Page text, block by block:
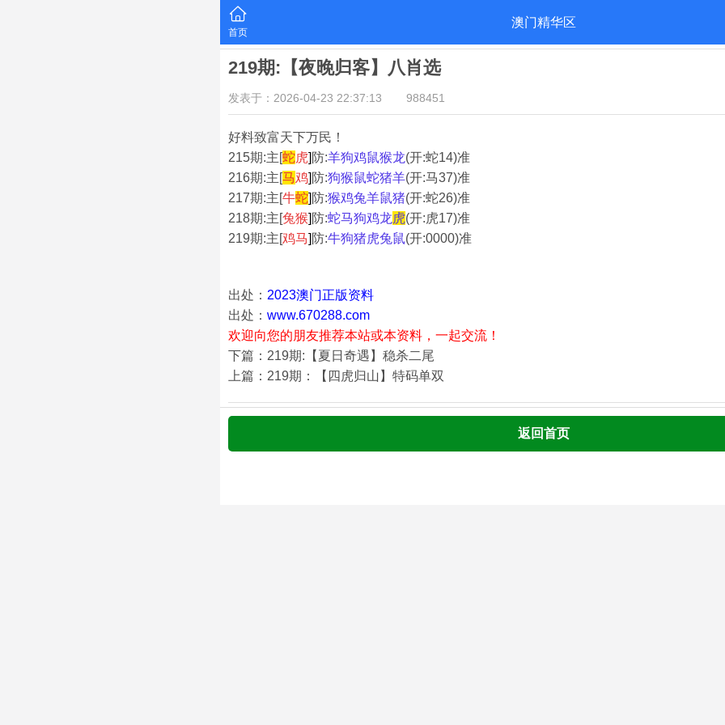
首页
澳门精华区
219期:【夜晚归客】八肖选
发表于：2026-04-23 22:37:13 988451
好料致富天下万民！
215期:主[蛇虎] 防:羊狗鸡鼠猴龙(开:蛇14)准
216期:主[马鸡] 防:狗猴鼠蛇猪羊(开:马37)准
217期:主[牛蛇] 防:猴鸡兔羊鼠猪(开:蛇26)准
218期:主[兔猴] 防:蛇马狗鸡龙虎(开:虎17)准
219期:主[鸡马] 防:牛狗猪虎兔鼠(开:0000)准
出处： 2023澳门正版资料
出处： www.670288.com
欢迎向您的朋友推荐本站或本资料，一起交流！
下篇：219期:【夏日奇遇】稳杀二尾
上篇：219期：【四虎归山】特码单双
返回首页